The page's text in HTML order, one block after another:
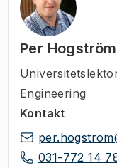
Per Hogström
Engineering
Kontakt
031-772 14